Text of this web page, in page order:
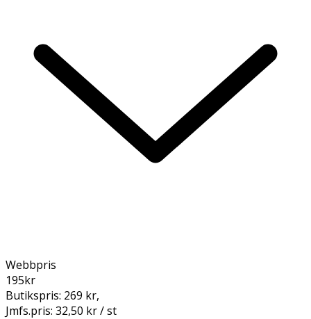
Webbpris
195kr
Butikspris: 269 kr,
Jmfs.pris: 32,50 kr / st